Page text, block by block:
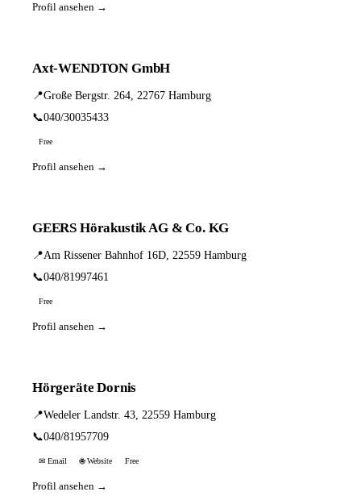
Profil ansehen →
Axt-WENDTON GmbH
📍Große Bergstr. 264, 22767 Hamburg
📞040/30035433
Free
Profil ansehen →
GEERS Hörakustik AG & Co. KG
📍Am Rissener Bahnhof 16D, 22559 Hamburg
📞040/81997461
Free
Profil ansehen →
Hörgeräte Dornis
📍Wedeler Landstr. 43, 22559 Hamburg
📞040/81957709
✉ Email 🌐 Website Free
Profil ansehen →